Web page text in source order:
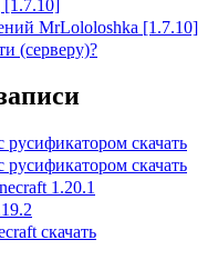
[1.7.10]
MrLololoshka [1.7.10]
(серверу)?
скачать
скачать
1.20.1
скачать